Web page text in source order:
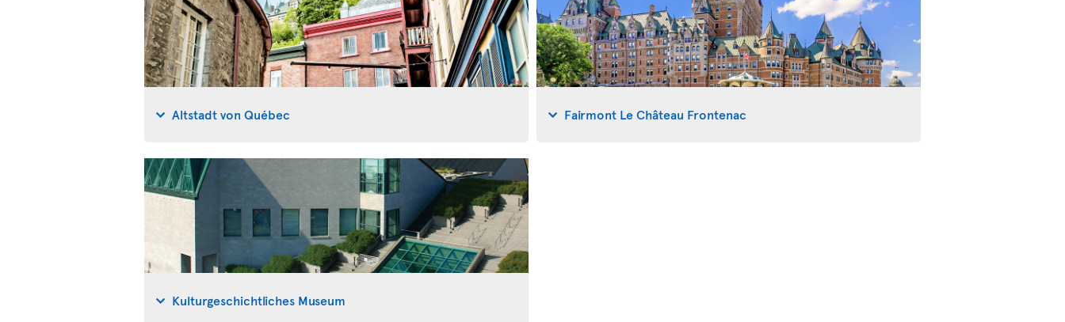
Altstadt von Québec Fairmont Le Château Frontenac
Kulturgeschichtliches Museum